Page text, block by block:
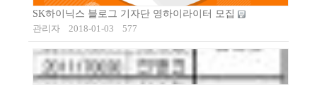
SK하이닉스 블로그 기자단 영하이라이터 모집
관리자
2018-01-03 577